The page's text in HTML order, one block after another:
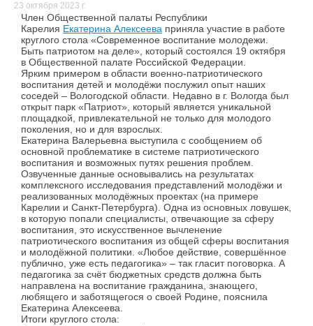
23 октября 2023 г.
Член Общественной палаты Республики
Карелия Екатерина Алексеева приняла участие в работе
круглого стола «Современное воспитание молодежи.
Быть патриотом на деле», который состоялся 19 октября
в Общественной палате Российской Федерации.
Ярким примером в области военно-патриотического
воспитания детей и молодёжи послужил опыт наших
соседей – Вологодской области. Недавно в г. Вологда был
открыт парк «Патриот», который является уникальной
площадкой, привлекательной не только для молодого
поколения, но и для взрослых.
Екатерина Валерьевна выступила с сообщением об
основной проблематике в системе патриотического
воспитания и возможных путях решения проблем.
Озвученные данные основывались на результатах
комплексного исследования представлений молодёжи и
реализованных молодёжных проектах (на примере
Карелии и Санкт-Петербурга). Одна из основных ловушек,
в которую попали специалисты, отвечающие за сферу
воспитания, это искусственное вычленение
патриотического воспитания из общей сферы воспитания
и молодёжной политики. «Любое действие, совершённое
публично, уже есть педагогика» – так гласит поговорка. А
педагогика за счёт бюджетных средств должна быть
направлена на воспитание гражданина, знающего,
любящего и заботящегося о своей Родине, пояснила
Екатерина Алексеева.
Итоги круглого стола: